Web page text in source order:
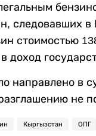
следовавших в
стоимостью
доход
направлено в
не
Кыргызстан ОПГ